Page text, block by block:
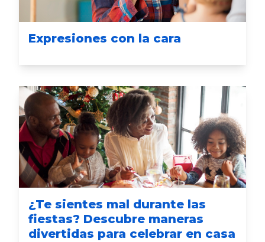
Expresiones con la cara
¿Te sientes mal durante las
fiestas? Descubre maneras
divertidas para celebrar en casa